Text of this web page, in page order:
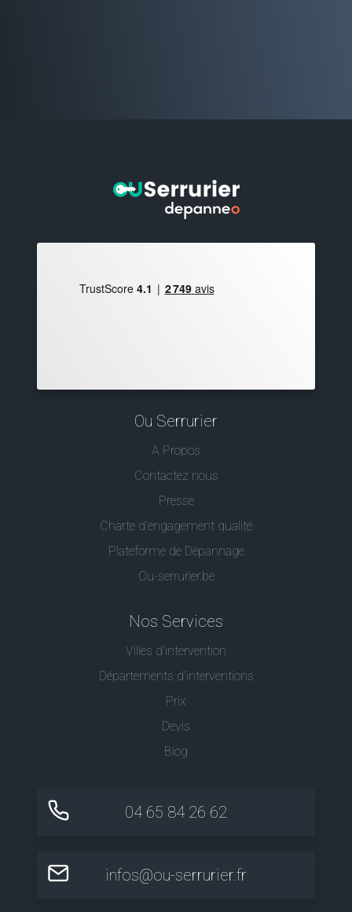
Ou Serrurier
A Propos
Contactez nous
Presse
Charte d’engagement qualité
Plateforme de Dépannage
Ou-serrurier.be
Nos Services
Villes d'intervention
Départements d'interventions
Prix
Devis
Blog
04 65 84 26 62
infos@ou-serrurier.fr